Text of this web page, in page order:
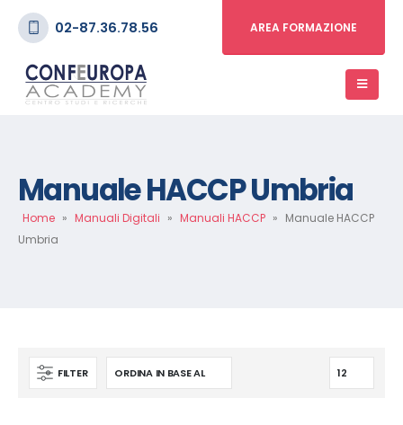
02-87.36.78.56 AREA FORMAZIONE
Manuale HACCP Umbria
Home » Manuali Digitali » Manuali HACCP » Manuale HACCP
Umbria
FILTER